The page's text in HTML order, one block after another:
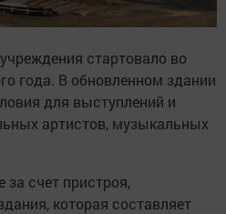
стартовало во
года. В обновленном здании
для выступлений и
артистов, музыкальных
за счет пристроя,
которая составляет